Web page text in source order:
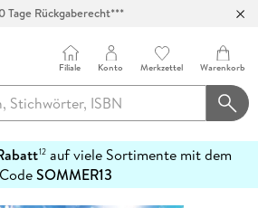
Tage Rückgaberecht***
Filiale Konto Merkzettel Warenkorb
12auf viele Sortimente mit dem
CodeSOMMER13